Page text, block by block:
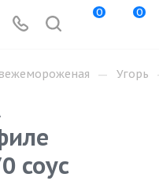
0 0
— Угорь
соус